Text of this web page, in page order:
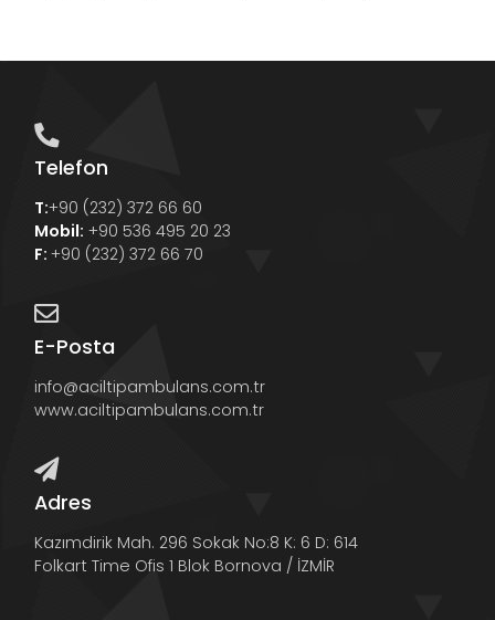
Telefon
T:+90 (232) 372 66 60
Mobil: +90 536 495 20 23
F: +90 (232) 372 66 70
E-Posta
info@aciltipambulans.com.tr
www.aciltipambulans.com.tr
Adres
Kazımdirik Mah. 296 Sokak No:8 K: 6 D: 614
Folkart Time Ofis 1 Blok Bornova / İZMİR